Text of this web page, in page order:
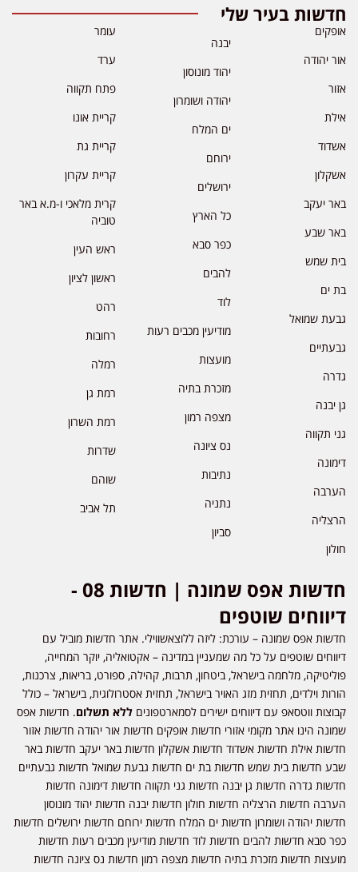
חדשות בעיר שלי
אופקים
אור יהודה
אזור
אילת
אשדוד
אשקלון
באר יעקב
באר שבע
בית שמש
בת ים
גבעת שמואל
גבעתיים
גדרה
גן יבנה
גני תקווה
דימונה
הערבה
הרצליה
חולון
יבנה
יהוד מונוסון
יהודה ושומרון
ים המלח
ירוחם
ירושלים
כל הארץ
כפר סבא
להבים
לוד
מודיעין מכבים רעות
מועצות
מזכרת בתיה
מצפה רמון
נס ציונה
נתיבות
נתניה
סביון
עומר
ערד
פתח תקווה
קריית אונו
קריית גת
קריית עקרון
קרית מלאכי ו-מ.א באר
טוביה
ראש העין
ראשון לציון
רהט
רחובות
רמלה
רמת גן
רמת השרון
שדרות
שוהם
תל אביב
חדשות אפס שמונה | חדשות 08 -
דיווחים שוטפים
חדשות אפס שמונה – עורכת: ליזה ללוצאשווילי. אתר חדשות מוביל עם
דיווחים שוטפים על כל מה שמעניין במדינה – אקטואליה, יוקר המחייה,
פוליטיקה, מלחמה בישראל, ביטחון, תרבות, קהילה, ספורט, בריאות, צרכנות,
הורות וילדים, תחזית מזג האויר בישראל, תחזית אסטרולוגית, בישראל – כולל
קבוצות ווטסאפ עם דיווחים ישירים לסמארטפונים ללא תשלום. חדשות אפס
שמונה הינו אתר מקומי אזורי חדשות אופקים חדשות אור יהודה חדשות אזור
חדשות אילת חדשות אשדוד חדשות אשקלון חדשות באר יעקב חדשות באר
שבע חדשות בית שמש חדשות בת ים חדשות גבעת שמואל חדשות גבעתיים
חדשות גדרה חדשות גן יבנה חדשות גני תקווה חדשות דימונה חדשות
הערבה חדשות הרצליה חדשות חולון חדשות יבנה חדשות יהוד מונוסון
חדשות יהודה ושומרון חדשות ים המלח חדשות ירוחם חדשות ירושלים חדשות
כפר סבא חדשות להבים חדשות לוד חדשות מודיעין מכבים רעות חדשות
מועצות חדשות מזכרת בתיה חדשות מצפה רמון חדשות נס ציונה חדשות